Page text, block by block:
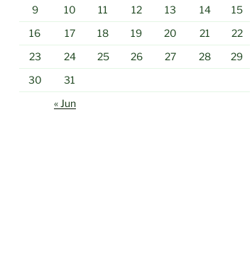
9
10 11 12 13 14
15
16
17 18 19 20 21
22
23
24 25 26 27 28
29
30
31
« Jun